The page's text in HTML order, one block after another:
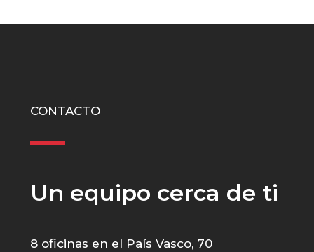
CONTACTO
Un equipo cerca de ti
8 oficinas en el País Vasco, 70